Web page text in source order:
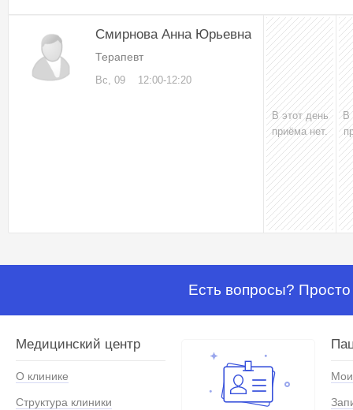
Смирнова Анна Юрьевна
Терапевт
Вс, 09 12:00-12:20
В этот день
приёма нет.
В
Есть вопросы?
Медицинский центр
О клинике
Структура клиники